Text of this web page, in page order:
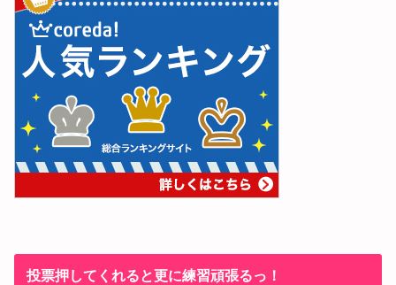
投票押してくれると更に練習頑張るっ！